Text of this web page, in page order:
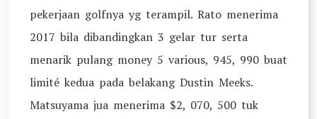
pekerjaan golfnya yg terampil. Rato menerima
2017 bila dibandingkan 3 gelar tur serta
menarik pulang money 5 various, 945, 990 buat
limité kedua pada belakang Dustin Meeks.
Matsuyama jua menerima $2, 070, 500 tuk